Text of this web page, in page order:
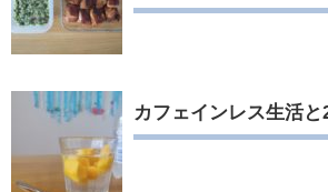
カフェインレス生活